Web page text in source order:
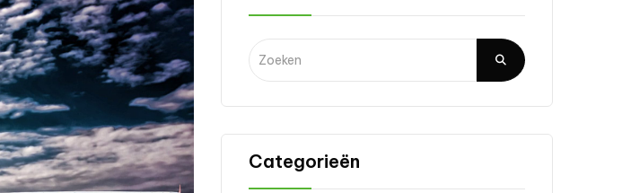
Categorieën